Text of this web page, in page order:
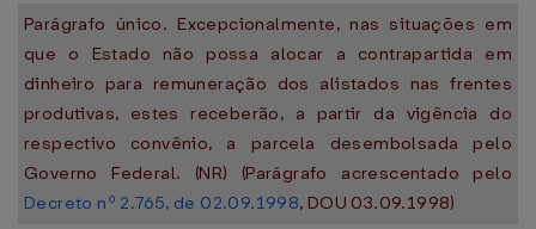
Parágrafo único. Excepcionalmente, nas situações em
que o Estado não possa alocar a contrapartida em
dinheiro para remuneração dos alistados nas frentes
produtivas, estes receberão, a partir da vigência do
respectivo convênio, a parcela desembolsada pelo
Governo Federal. (NR) (Parágrafo acrescentado pelo
Decreto nº 2.765, de 02.09.1998, DOU 03.09.1998)